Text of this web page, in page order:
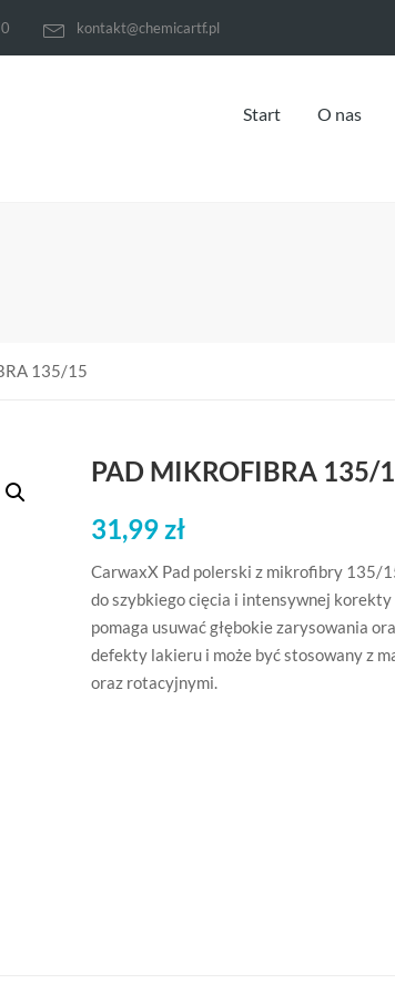
kontakt@chemicartf.pl
Start O nas
135/15
PAD MIKROFIBRA 135/
31,99 zł
CarwaxX Pad polerski z mikrofibry 135/
do szybkiego cięcia i intensywnej
pomaga usuwać głębokie zarysowania
defekty lakieru i może być stosowany z
oraz rotacyjnymi.